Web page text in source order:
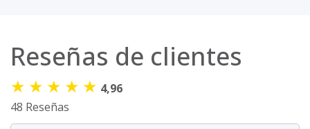
Reseñas de clientes
★ ★ ★ ★ ★ 4,96
48 Reseñas